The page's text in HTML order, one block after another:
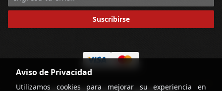
Aviso de Privacidad
Utilizamos cookies para mejorar su experiencia en
Suscribirse